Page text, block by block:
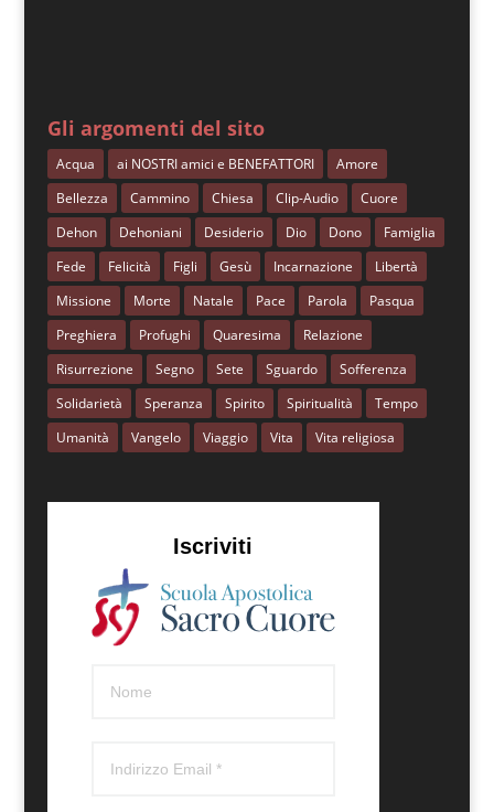
Gli argomenti del sito
Acqua ai NOSTRI amici e BENEFATTORI
Amore
Bellezza
Cammino Chiesa Clip-Audio
Cuore
Dehon
Dehoniani Desiderio Dio Dono
Famiglia
Fede
Felicità Figli Gesù Incarnazione
Libertà
Missione
Morte Natale Pace Parola
Pasqua
Preghiera
Profughi Quaresima
Relazione
Risurrezione
Segno Sete Sguardo
Sofferenza
Solidarietà
Speranza Spirito Spiritualità
Tempo
Umanità
Vangelo Viaggio Vita Vita religiosa
Iscriviti